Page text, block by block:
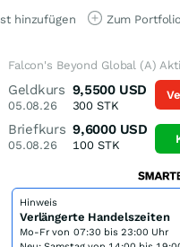
hinzufügen Zum
Falcon's Beyond Global (A)
Geldkurs
05.08.26
9,5500 USD
300 STK
Briefkurs
05.08.26
9,6000 USD
100STK
Hinweis
Verlängerte Handelszeiten
Mo-Fr von 07:30 bis 23:00 Uhr